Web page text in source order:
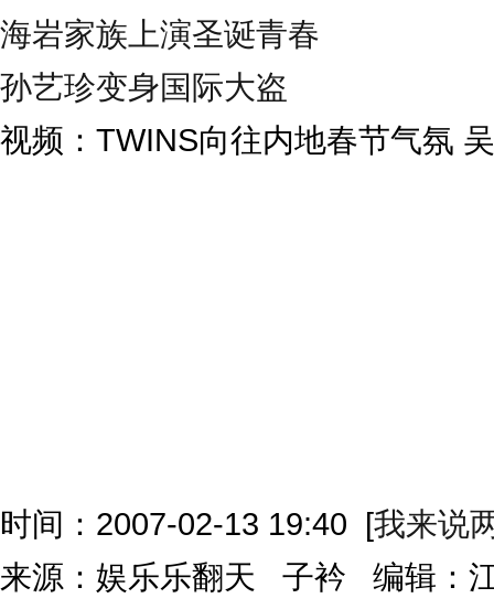
海岩家族上演圣诞青春
孙艺珍变身国际大盗
视频：TWINS向往内地春节气氛
时间：2007-02-13 19:40 [我来说
来源：娱乐乐翻天 子衿 编辑